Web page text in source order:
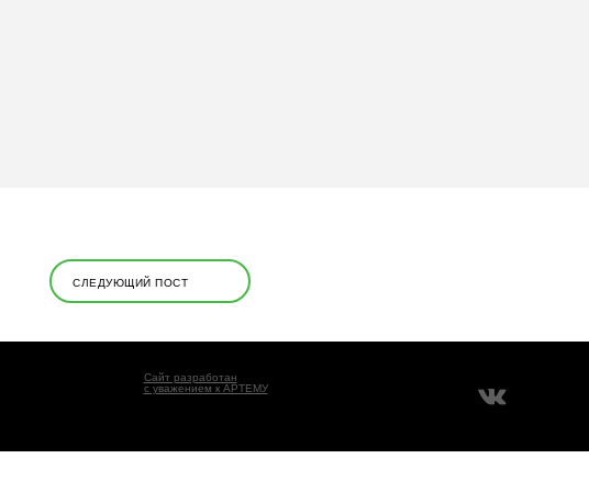
СЛЕДУЮЩИЙ ПОСТ
Сайт разработан
с уважением к АРТЕМУ